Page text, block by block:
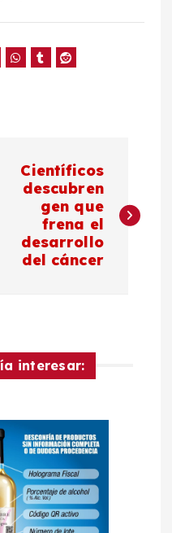
Científicos
descubren
gen que
frena el
desarrollo
del cáncer
interesar: